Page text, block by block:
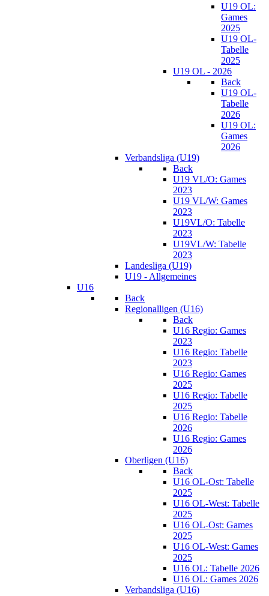
U19 OL:
Games
2025
U19 OL-
Tabelle
2025
U19 OL - 2026
Back
U19 OL-
Tabelle
2026
U19 OL:
Games
2026
Verbandsliga (U19)
Back
U19 VL/O: Games
2023
U19 VL/W: Games
2023
U19VL/O: Tabelle
2023
U19VL/W: Tabelle
2023
Landesliga (U19)
U19 - Allgemeines
U16
Back
Regionalligen (U16)
Back
U16 Regio: Games
2023
U16 Regio: Tabelle
2023
U16 Regio: Games
2025
U16 Regio: Tabelle
2025
U16 Regio: Tabelle
2026
U16 Regio: Games
2026
Oberligen (U16)
Back
U16 OL-Ost: Tabelle
2025
U16 OL-West: Tabelle
2025
U16 OL-Ost: Games
2025
U16 OL-West: Games
2025
U16 OL: Tabelle 2026
U16 OL: Games 2026
Verbandsliga (U16)